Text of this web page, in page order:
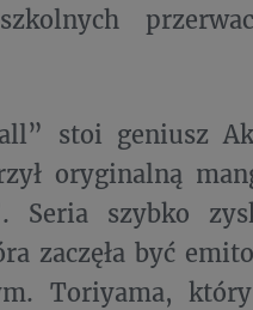
stoi geniusz
oryginalną
Seria szybko
zaczęła być
Toriyama,